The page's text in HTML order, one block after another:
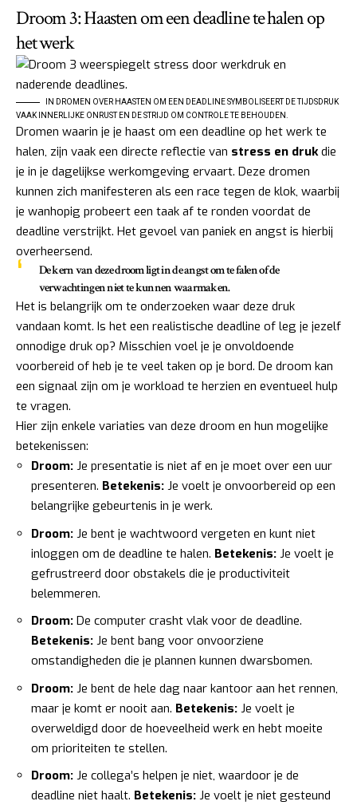
Droom 3: Haasten om een deadline te halen op
het werk
IN DROMEN OVER HAASTEN OM EEN DEADLINE SYMBOLISEERT DE TIJDSDRUK
VAAK INNERLIJKE ONRUST EN DE STRIJD OM CONTROLE TE BEHOUDEN.
Dromen waarin je je haast om een deadline op het werk te
halen, zijn vaak een directe reflectie van stress en drukdie
je in je dagelijkse werkomgeving ervaart. Deze dromen
kunnen zich manifesteren als een race tegen de klok, waarbij
je wanhopig probeert een taak af te ronden voordat de
deadline verstrijkt. Het gevoel van paniek en angst is hierbij
overheersend.
De kern van deze droom ligt in de angst om te falen of de
verwachtingen niet te kunnen waarmaken.
Het is belangrijk om te onderzoeken waar deze druk
vandaan komt. Is het een realistische deadline of leg je jezelf
onnodige druk op? Misschien voel je je onvoldoende
voorbereid of heb je te veel taken op je bord. De droom kan
een signaal zijn om je workload te herzien en eventueel hulp
te vragen.
Hier zijn enkele variaties van deze droom en hun mogelijke
betekenissen:
Droom: Je presentatie is niet af en je moet over een uur
presenteren. Betekenis: Je voelt je onvoorbereid op een
belangrijke gebeurtenis in je werk.
Droom: Je bent je wachtwoord vergeten en kunt niet
inloggen om de deadline te halen. Betekenis: Je voelt je
gefrustreerd door obstakels die je productiviteit
belemmeren.
Droom: De computer crasht vlak voor de deadline.
Betekenis: Je bent bang voor onvoorziene
omstandigheden die je plannen kunnen dwarsbomen.
Droom: Je bent de hele dag naar kantoor aan het rennen,
maar je komt er nooit aan. Betekenis: Je voelt je
overweldigd door de hoeveelheid werk en hebt moeite
om prioriteiten te stellen.
Droom: Je collega’s helpen je niet, waardoor je de
deadline niet haalt. Betekenis: Je voelt je niet gesteund